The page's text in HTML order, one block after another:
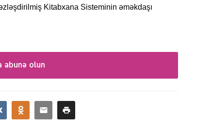
Kitabxana Sisteminin əməkdaşı
abunə olun